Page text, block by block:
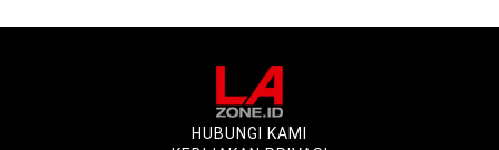
HUBUNGI KAMI